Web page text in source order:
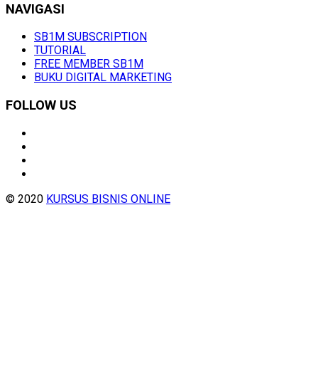
NAVIGASI
SB1M SUBSCRIPTION
TUTORIAL
FREE MEMBER SB1M
BUKU DIGITAL MARKETING
FOLLOW US
© 2020 KURSUS BISNIS ONLINE